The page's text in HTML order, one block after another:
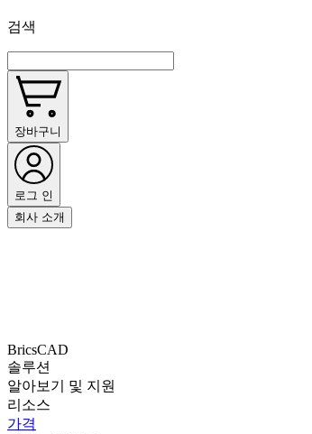
검색
장바구니
로그 인
회사 소개
BricsCAD
솔루션
알아보기 및 지원
리소스
가격